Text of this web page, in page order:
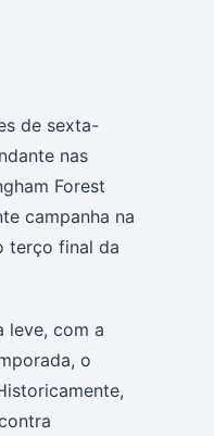
de sexta-
nas
Forest
campanha na
terço final da
leve, com a
o